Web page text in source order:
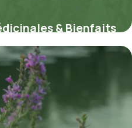
& Bienfaits